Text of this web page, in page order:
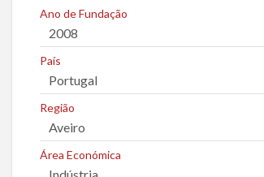
e
m
a
Ano de Fundação
2008
País
Portugal
Região
Aveiro
Área Económica
Indústria